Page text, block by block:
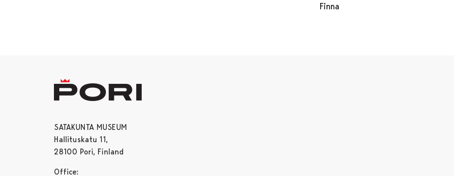
Finna
SATAKUNTA MUSEUM
Hallituskatu 11,
28100 Pori, Finland
Office: